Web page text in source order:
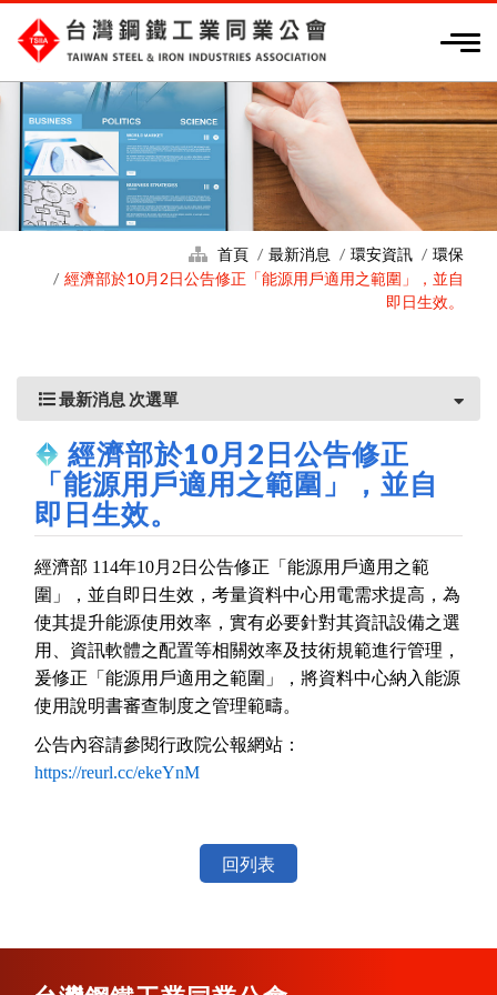
首頁 最新消息 環安資訊
環保
經濟部於10月2日公告修正「能源用戶適用之範圍」，並自
即日生效。
最新消息 次選單
經濟部於10月2日公告修正
「能源用戶適用之範圍」，並自
即日生效。
經濟部 114年10月 2 日公告修正「能源用戶適用之範
圍」，並自即日生效，考量資料中心用電需求提高，為
使其提升能源使用效率，實有必要針對其資訊設備之選
用、資訊軟體之配置等相關效率及技術規範進行管理，
爰修正「能源用戶適用之範圍」，將資料中心納入能源
使用說明書審查制度之管理範疇。
公告內容請參閱行政院公報網站：
https://reurl.cc/ekeYnM
回列表